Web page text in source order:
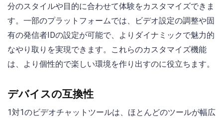
分のスタイルや目的に合わせて体験をカスタマイズできま
す。一部のプラットフォームでは、ビデオ設定の調整や固
有の発信者IDの設定が可能で、よりダイナミックで魅力的
なやり取りを実現できます。これらのカスタマイズ機能
は、より個性的で楽しい環境を作り出すのに役立ちます。
デバイスの互換性
1対1のビデオチャットツールは、ほとんどのツールが幅広